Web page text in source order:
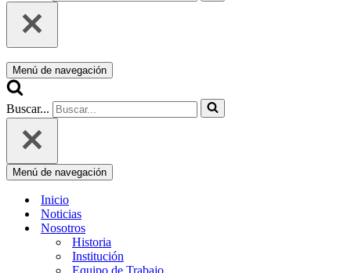
Menú de navegación
Buscar...
Menú de navegación
Inicio
Noticias
Nosotros
Historia
Institución
Equipo de Trabajo